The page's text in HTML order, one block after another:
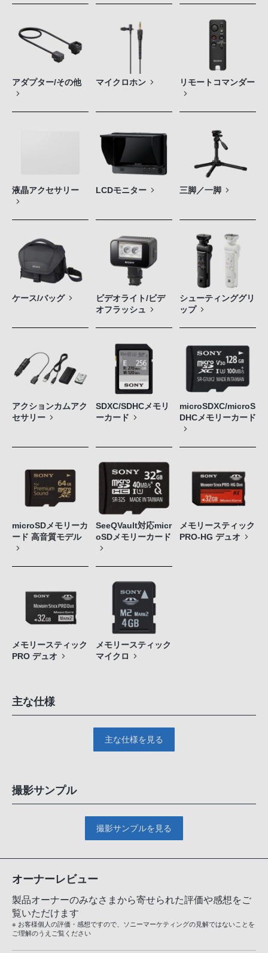
アダプター/その他 マイクロホン リモートコマンダー
液晶アクセサリー LCDモニター 三脚／一脚
ケース/バッグ
ビデオライト/ビデ
オフラッシュ
シューティンググリ
ップ
アクションカムアク
セサリー
SDXC/SDHCメモリ
ーカード
microSDXC/microS
DHCメモリーカード
microSDメモリーカ
ード 高音質モデル
SeeQVault対応micr
oSDメモリーカード
メモリースティック
PRO-HG デュオ
メモリースティック
PRO デュオ
メモリースティック
マイクロ
主な仕様
主な仕様を見る
撮影サンプル
撮影サンプルを見る
オーナーレビュー
製品オーナーのみなさまから寄せられた評価や感想をご
覧いただけます
※ お客様個人の評価・感想ですので、ソニーマーケティングの見解ではないことを
ご理解のうえご覧ください